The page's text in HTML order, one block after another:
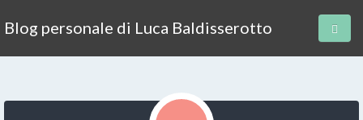
Blog personale di Luca Baldisserotto